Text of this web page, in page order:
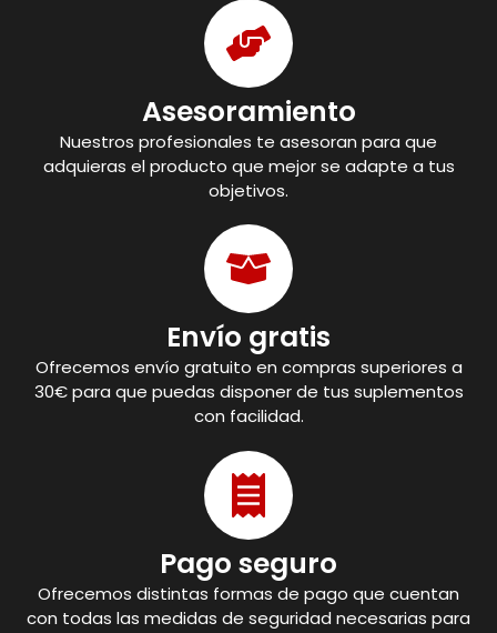
Asesoramiento
Nuestros profesionales te asesoran para que
adquieras el producto que mejor se adapte a tus
objetivos.
Envío gratis
Ofrecemos envío gratuito en compras superiores a
30€ para que puedas disponer de tus suplementos
con facilidad.
Pago seguro
Ofrecemos distintas formas de pago que cuentan
con todas las medidas de seguridad necesarias para